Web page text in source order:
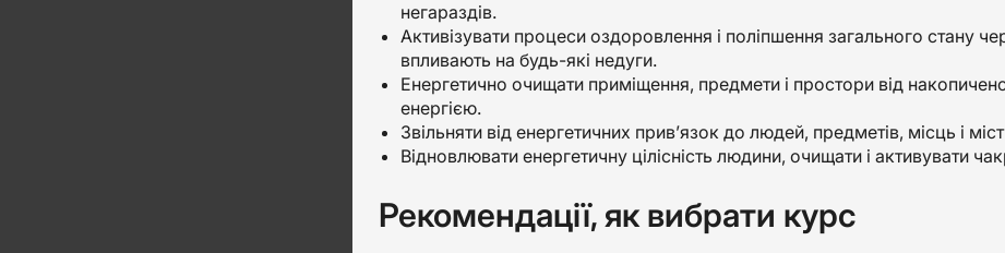
негараздів.
Активізувати процеси оздоровлення і поліпшення загального стану
впливають на будь-які недуги.
Енергетично очищати приміщення, предмети і простори від
енергією.
Звільняти від енергетичних прив’язок до людей, предметів, місць і
Відновлювати енергетичну цілісність людини, очищати і активувати
Рекомендації, як вибрати курс